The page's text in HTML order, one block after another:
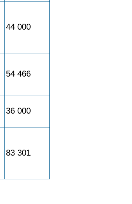
44 000
54 466
36 000
83 301